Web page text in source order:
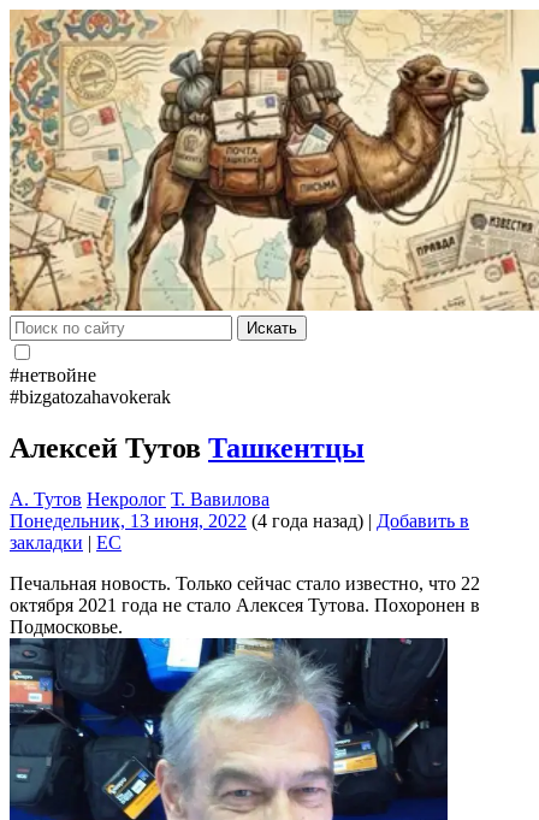
Искать
#нетвойне
#bizgatozahavokerak
Алексей Тутов Ташкентцы
А. Тутов Некролог Т. Вавилова
Понедельник, 13 июня, 2022 (4 года назад) | Добавить в
закладки | EC
Печальная новость. Только сейчас стало известно, что 22
октября 2021 года не стало Алексея Тутова. Похоронен в
Подмосковье.